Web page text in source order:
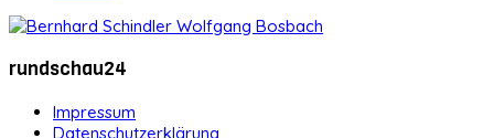
rundschau24
Impressum
Datenschutzerklärung